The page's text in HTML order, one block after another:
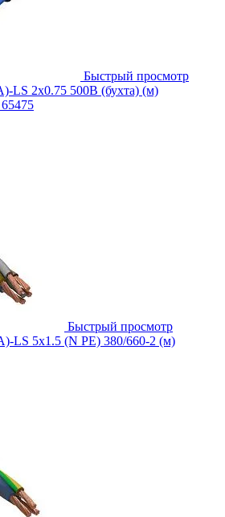
Быстрый просмотр
2х0.75 500В (бухта) (м)
Быстрый просмотр
LS 5х1.5 (N PE) 380/660-2 (м)